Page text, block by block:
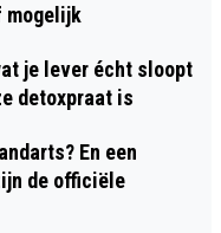
mogelijk
je lever écht sloopt
detoxpraat is
En een
de officiële